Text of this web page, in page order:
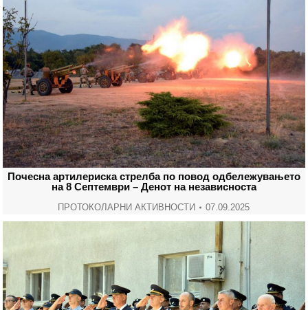
Почесна артилериска стрелба по повод одбележувањето
на 8 Септември – Денот на независноста
ПРОТОКОЛАРНИ АКТИВНОСТИ 07.09.2025